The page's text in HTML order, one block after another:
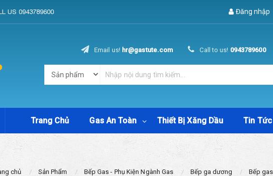
US 0943789600 Đăng nhập
Email us! hr@gastute.com Call to us! 0943789600
Trang Chủ Gas An Toàn Thiết Bị Xăng Dầu Tin Tức
chủ Sản Phẩm Bếp Gas - Phụ Kiện Ngành Gas Bếp ga dương Bếp